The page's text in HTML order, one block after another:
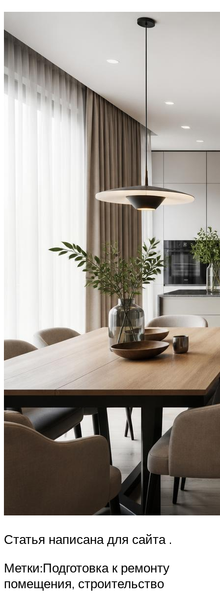
Статья написана для сайта .
Метки:Подготовка к ремонту
помещения, строительство